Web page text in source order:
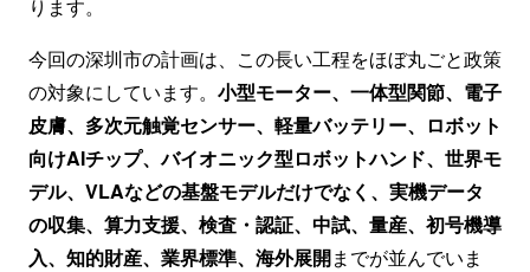
ります。
今回の深圳市の計画は、この長い工程をほぼ丸ごと政策
の対象にしています。 小型モーター、一体型関節、電子
皮膚、多次元触覚センサー、軽量バッテリー、ロボット
向けAIチップ、バイオニック型ロボットハンド、世界モ
デル、VLAなどの基盤モデルだけでなく、実機データ
の収集、算力支援、検査・認証、中試、量産、初号機導
入、知的財産、業界標準、海外展開までが並んでいま